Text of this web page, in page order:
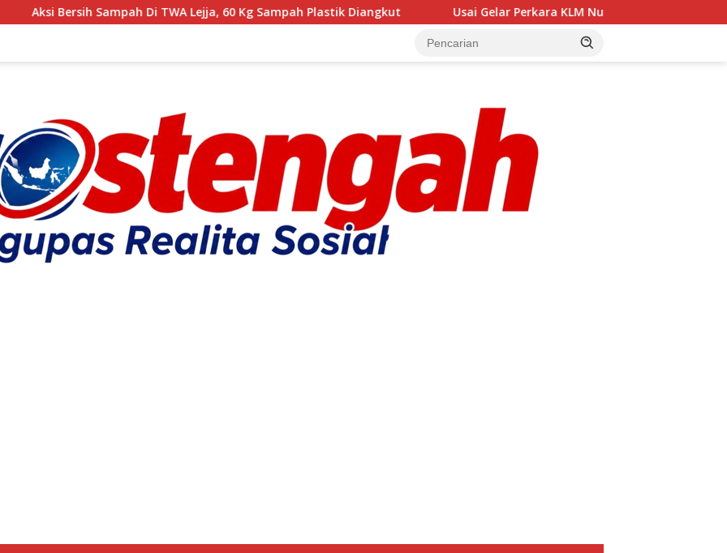
Bersih Sampah Di TWA Lejja, 60 Kg Sampah Plastik Diangkut ‎Usai Gelar Perkara KLM Nurul Salsa, Siapa Bakal Jadi